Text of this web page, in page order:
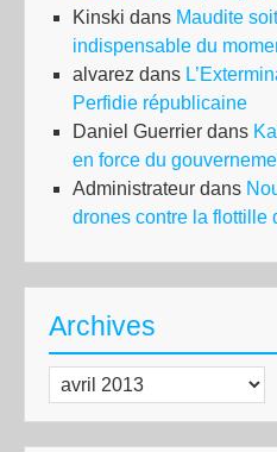
Kinski dans Maudite
indispensable du
alvarez dans
Perfidie républicaine
Daniel Guerrier dans
en force du
Administrateur dans
drones contre la flottille
Archives
Archives